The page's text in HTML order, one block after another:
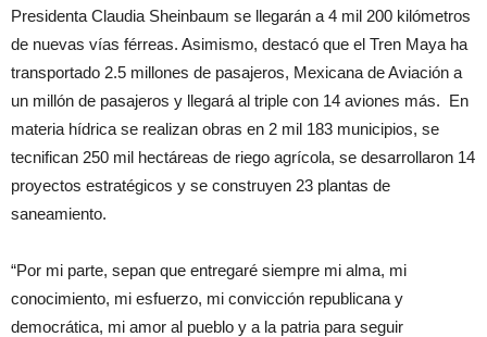
Presidenta Claudia Sheinbaum se llegarán a 4 mil 200 kilómetros
de nuevas vías férreas. Asimismo, destacó que el Tren Maya ha
transportado 2.5 millones de pasajeros, Mexicana de Aviación a
un millón de pasajeros y llegará al triple con 14 aviones más. En
materia hídrica se realizan obras en 2 mil 183 municipios, se
tecnifican 250 mil hectáreas de riego agrícola, se desarrollaron 14
proyectos estratégicos y se construyen 23 plantas de
saneamiento.
“Por mi parte, sepan que entregaré siempre mi alma, mi
conocimiento, mi esfuerzo, mi convicción republicana y
democrática, mi amor al pueblo y a la patria para seguir